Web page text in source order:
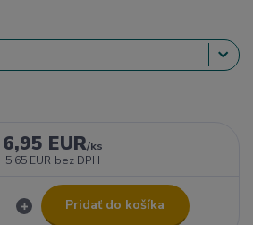
6,95 EUR/ks
5,65 EUR bez DPH
Pridať do košíka